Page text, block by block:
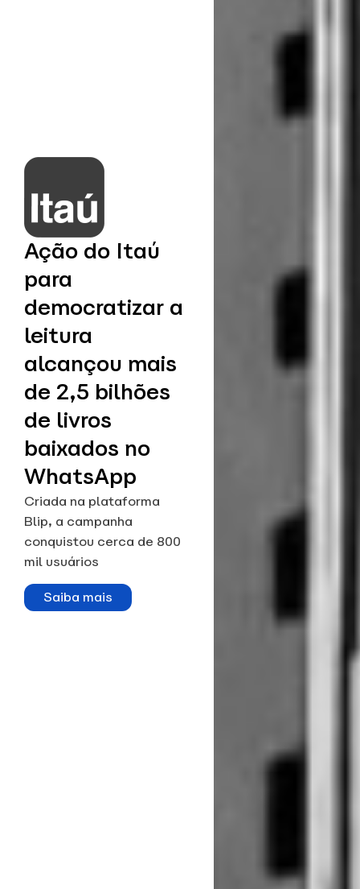
Ação do Itaú
para
democratizar a
leitura
alcançou mais
de 2,5 bilhões
de livros
baixados no
WhatsApp
Criada na plataforma
Blip, a campanha
conquistou cerca de 800
mil usuários
Saiba mais